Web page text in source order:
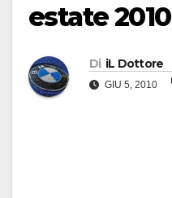
estate 2010
Di iL Dottore
GIU 5, 2010